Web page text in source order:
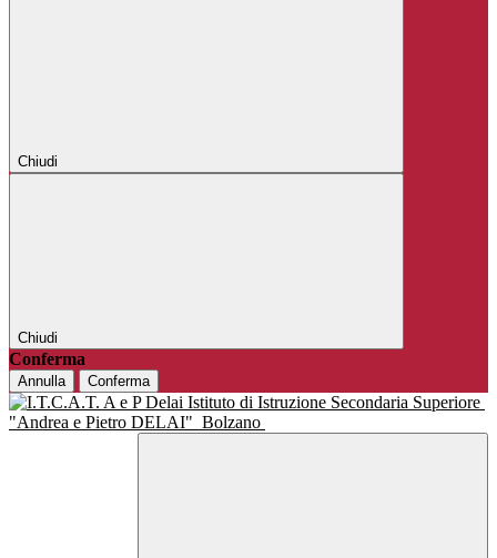
Chiudi
Chiudi
Conferma
Annulla Conferma
Istituto di Istruzione Secondaria Superiore
"Andrea e Pietro DELAI" Bolzano